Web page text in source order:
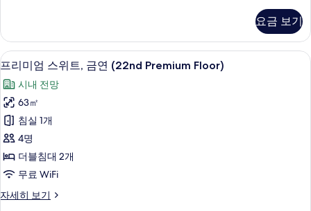
12F)
사
진
모
두
보
기
연
(South
Building,
Corner
Twin,
2-
12F)
자
세
히
보
기
요금 보기
프
리
미
엄
스
위
트,
금
연
프리미엄 스위트, 금연 (22nd
13
프리미엄 스위트, 금연 (22nd Premium Floor)
시내 전망
63㎡
침실 1개
4명
더블침대 2개
무료 WiFi
자세히 보기
프